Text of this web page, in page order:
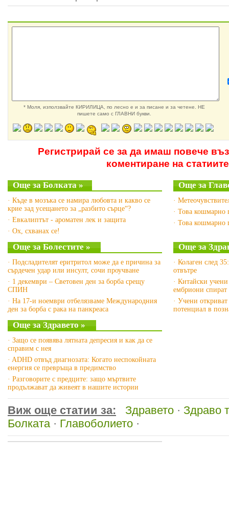
* Моля, използвайте КИРИЛИЦА, по лесно е и за писане и за четене. НЕ
пишете само с ГЛАВНИ букви.
Регистрирай се за да имаш повече
коментиране на статиите
Още за Болката »
· Къде в мозъка се намира любовта и какво се
крие зад усещането за „разбито сърце“?
· Евкалиптът - ароматен лек и защита
· Ох, схванах се!
Още за
·
· Това кошмарно
· Това кошмарно
Още за Болестите »
· Подсладителят еритритол може да е причина за
сърдечен удар или инсулт, сочи проучване
· 1 декември – Световен ден за борба срещу
СПИН
· На 17-и ноември отбелязваме Международния
ден за борба с рака на панкреаса
Още за
· Колаген след
отвътре
· Китайски
ембриони спират
· Учени
потенциал в
Още за Здравето »
· Защо се появява лятната депресия и как да се
справим с нея
· ADHD отвъд диагнозата: Когато неспокойната
енергия се превръща в предимство
· Разговорите с предците: защо мъртвите
продължават да живеят в нашите истории
Виж още статии за: Здравето · Здраво
Болката· Главоболието ·